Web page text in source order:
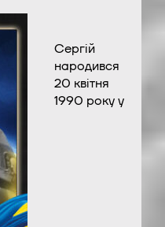
Сергій
народився
20 квітня
1990 року у